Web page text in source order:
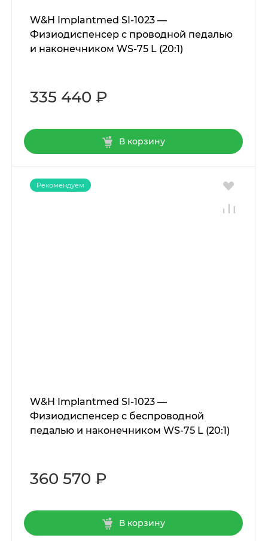
W&H Implantmed SI-1023 —
Физиодиспенсер с проводной педалью
и наконечником WS-75 L (20:1)
335 440 ₽
В корзину
Рекомендуем
W&H Implantmed SI-1023 —
Физиодиспенсер с беспроводной
педалью и наконечником WS-75 L (20:1)
360 570 ₽
В корзину